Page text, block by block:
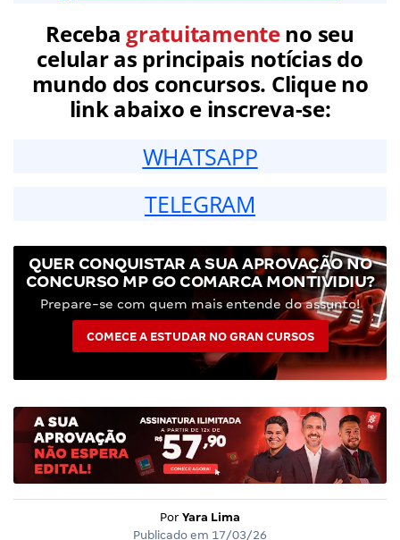
Receba gratuitamenteno seu
celular as principais notícias do
mundo dos concursos. Clique no
link abaixo e inscreva-se:
WHATSAPP
TELEGRAM
QUER CONQUISTAR A SUA APROVAÇÃO NO
CONCURSO MP GO COMARCA MONTIVIDIU?
Prepare-se com quem mais entende do assunto!
COMECE A ESTUDAR NO GRAN CURSOS
Por Yara Lima
Publicado em 17/03/26